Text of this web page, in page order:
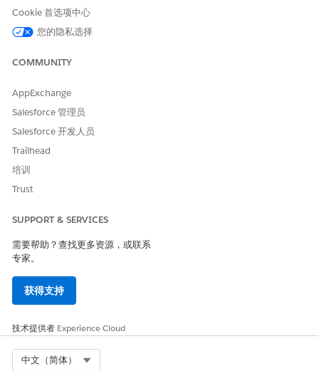
Cookie 首选项中心
您的隐私选择
COMMUNITY
AppExchange
Salesforce 管理员
Salesforce 开发人员
Trailhead
培训
Trust
SUPPORT & SERVICES
需要帮助？查找更多资源，或联系
专家。
获得支持
技术提供者 Experience Cloud
中文（简体）